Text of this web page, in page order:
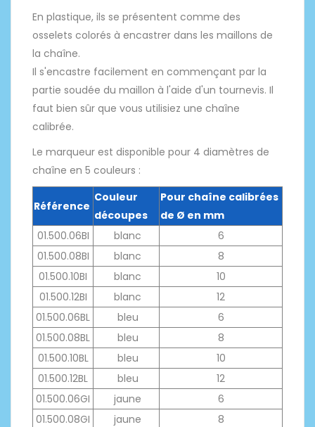
En plastique, ils se présentent comme des
osselets colorés à encastrer dans les maillons de
la chaîne.
Il s'encastre facilement en commençant par la
partie soudée du maillon à l'aide d'un tournevis. Il
faut bien sûr que vous utilisiez une chaîne
calibrée.
Le marqueur est disponible pour 4 diamètres de
chaîne en 5 couleurs :
Référence
Couleur
découpes
Pour chaîne calibrées
de Ø en mm
01.500.06BI
blanc
6
01.500.08BI
blanc
8
01.500.10BI
blanc
10
01.500.12BI
blanc
12
01.500.06BL
bleu
6
01.500.08BL
bleu
8
01.500.10BL
bleu
10
01.500.12BL
bleu
12
01.500.06GI
jaune
6
01.500.08GI
jaune
8